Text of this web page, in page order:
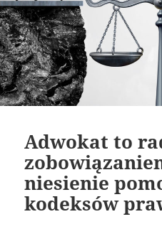
Adwokat to
niesienie
kodeksów